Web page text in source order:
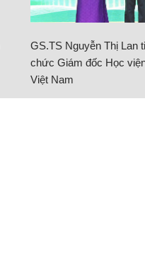
GS.TS Nguyễn Thị Lan
chức Giám đốc Học
Việt Nam